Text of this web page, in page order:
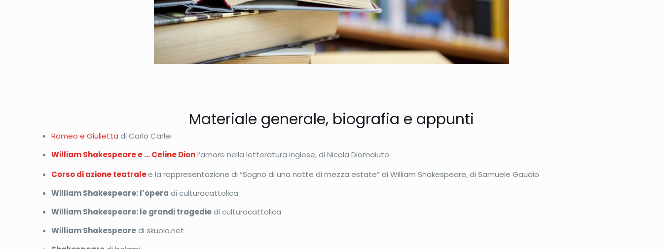
Materiale generale, biografia e appunti
Romeo e Giulietta di Carlo Carlei
William Shakespeare e … Celine Dionl’amore nella letteratura inglese, di Nicola Diomaiuto
Corso di azione teatralee la rappresentazione di “Sogno di una notte di mezza estate” di William Shakespeare, di Samuele Gaudio
William Shakespeare: l’opera di culturacattolica
William Shakespeare: le grandi tragediedi culturacattolica
William Shakespearedi skuola.net